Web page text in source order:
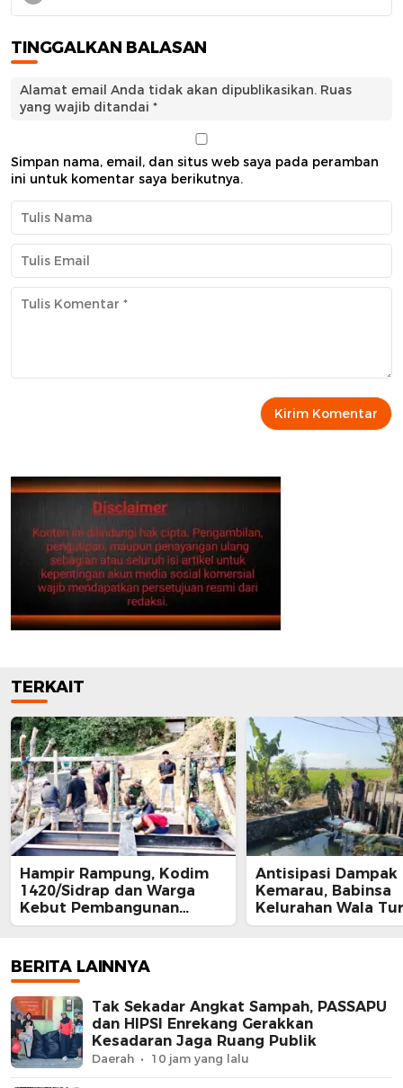
TINGGALKAN BALASAN
Alamat email Anda tidak akan dipublikasikan. Ruas
yang wajib ditandai *
Simpan nama, email, dan situs web saya pada peramban
ini untuk komentar saya berikutnya.
TERKAIT
Hampir Rampung, Kodim
1420/Sidrap dan Warga
Kebut Pembangunan
Jembatan Sungai Cendana
Antisipasi Dampak
Kemarau, Babinsa
Kelurahan Wala
Sawah Cek Irigasi
BERITA LAINNYA
Tak Sekadar Angkat Sampah, PASSAPU
dan HIPSI Enrekang Gerakkan
Kesadaran Jaga Ruang Publik
Daerah 10 jam yang lalu